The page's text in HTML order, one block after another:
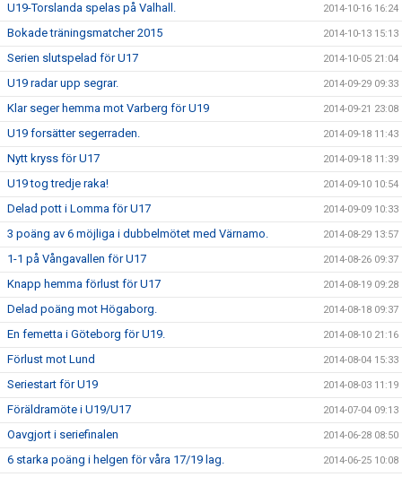
U19-Torslanda spelas på Valhall. 2014-10-16 16:24
Bokade träningsmatcher 2015 2014-10-13 15:13
Serien slutspelad för U17 2014-10-05 21:04
U19 radar upp segrar. 2014-09-29 09:33
Klar seger hemma mot Varberg för U19 2014-09-21 23:08
U19 forsätter segerraden. 2014-09-18 11:43
Nytt kryss för U17 2014-09-18 11:39
U19 tog tredje raka! 2014-09-10 10:54
Delad pott i Lomma för U17 2014-09-09 10:33
3 poäng av 6 möjliga i dubbelmötet med Värnamo. 2014-08-29 13:57
1-1 på Vångavallen för U17 2014-08-26 09:37
Knapp hemma förlust för U17 2014-08-19 09:28
Delad poäng mot Högaborg. 2014-08-18 09:37
En femetta i Göteborg för U19. 2014-08-10 21:16
Förlust mot Lund 2014-08-04 15:33
Seriestart för U19 2014-08-03 11:19
Föräldramöte i U19/U17 2014-07-04 09:13
Oavgjort i seriefinalen 2014-06-28 08:50
6 starka poäng i helgen för våra 17/19 lag. 2014-06-25 10:08